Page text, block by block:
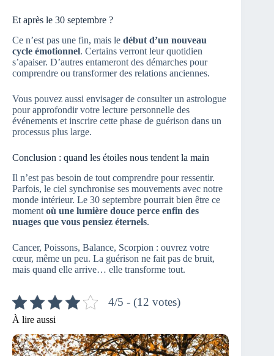
Et après le 30 septembre ?
Ce n’est pas une fin, mais le début d’un nouveau
cycle émotionnel. Certains verront leur quotidien
s’apaiser. D’autres entameront des démarches pour
comprendre ou transformer des relations anciennes.
Vous pouvez aussi envisager de consulter un astrologue
pour approfondir votre lecture personnelle des
événements et inscrire cette phase de guérison dans un
processus plus large.
Conclusion : quand les étoiles nous tendent la main
Il n’est pas besoin de tout comprendre pour ressentir.
Parfois, le ciel synchronise ses mouvements avec notre
monde intérieur. Le 30 septembre pourrait bien être ce
moment où une lumière douce perce enfin des
nuages que vous pensiez éternels.
Cancer, Poissons, Balance, Scorpion : ouvrez votre
cœur, même un peu. La guérison ne fait pas de bruit,
mais quand elle arrive… elle transforme tout.
4/5 - (12 votes)
À lire aussi